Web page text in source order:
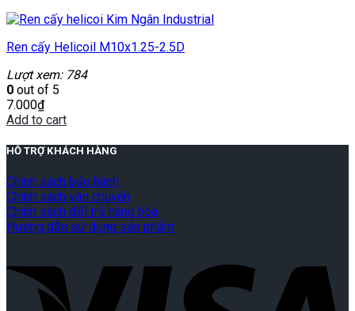
Ren cấy Helicoil M10x1.25-2.5D
Lượt xem: 784
0 out of 5
7.000₫
Add to cart
HỖ TRỢ KHÁCH HÀNG
Chính sách bảo hành
Chính sách vận chuyển
Chính sách đổi trả hàng hóa
Hướng dẫn sử dụng sản phẩm